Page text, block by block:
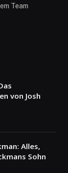
Team
von Josh
Alles,
Sohn